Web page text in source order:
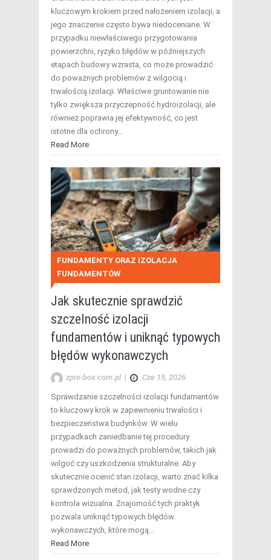
kluczowym krokiem przed nałożeniem izolacji, a
jego znaczenie często bywa niedoceniane. W
przypadku niewłaściwego przygotowania
powierzchni, ryzyko błędów w późniejszych
etapach budowy wzrasta, co może prowadzić
do poważnych problemów z wilgocią i
trwałością izolacji. Właściwe gruntowanie nie
tylko zwiększa przyczepność hydroizolacji, ale
również poprawia jej efektywność, co jest
istotne dla ochrony…
Read More
FUNDAMENTY ORAZ IZOLACJA
FUNDAMENTÓW
Jak skutecznie sprawdzić
szczelność izolacji
fundamentów i uniknąć typowych
błędów wykonawczych
zpre-box.com.pl | Cze 15, 2026
Sprawdzanie szczelności izolacji fundamentów
to kluczowy krok w zapewnieniu trwałości i
bezpieczeństwa budynków. W wielu
przypadkach zaniedbanie tej procedury
prowadzi do poważnych problemów, takich jak
wilgoć czy uszkodzenia strukturalne. Aby
skutecznie ocenić stan izolacji, warto znać kilka
sprawdzonych metod, jak testy wodne czy
kontrola wizualna. Znajomość tych praktyk
pozwala uniknąć typowych błędów
wykonawczych, które mogą…
Read More